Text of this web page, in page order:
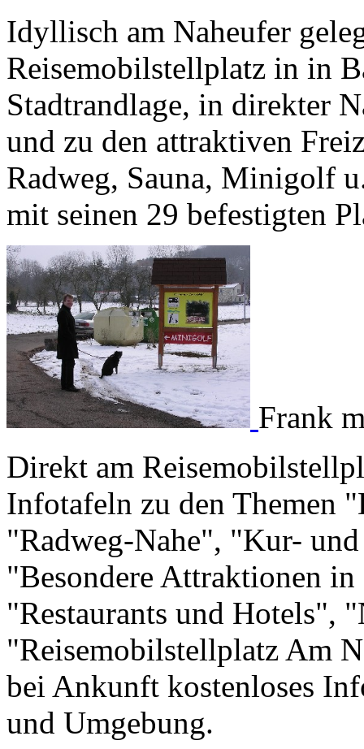
Idyllisch am Naheufer
Reisemobilstellplatz in in
Stadtrandlage, in direkter
und zu den attraktiven
Radweg, Sauna, Minigolf
mit seinen 29 befestigten
Frank
Direkt am
Infotafeln zu den Themen
"Radweg-Nahe", "Kur-
"Besondere Attraktionen
"Restaurants und Hotels",
"Reisemobilstellplatz Am
bei Ankunft kostenloses
und Umgebung.